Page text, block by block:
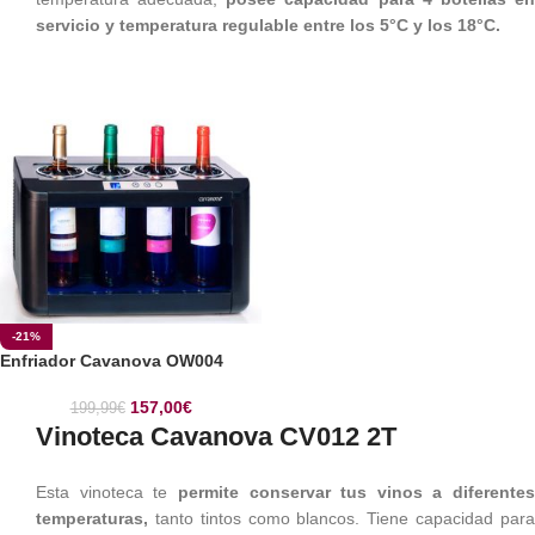
servicio y temperatura regulable entre los 5°C y los 18°C.
-21%
Enfriador Cavanova OW004
199,99€ 157,00€
Vinoteca Cavanova CV012 2T
Esta vinoteca te permite conservar tus vinos a diferentes
temperaturas, tanto tintos como blancos. Tiene capacidad para